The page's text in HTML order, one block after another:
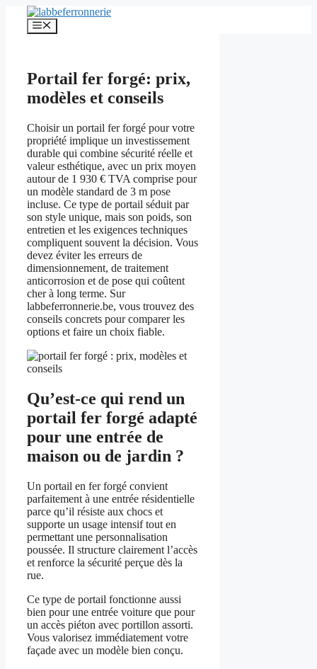
contenu
Menu
Portail fer forgé: prix,
modèles et conseils
Choisir un portail fer forgé pour votre
propriété implique un investissement
durable qui combine sécurité réelle et
valeur esthétique, avec un prix moyen
autour de 1 930 € TVA comprise pour
un modèle standard de 3 m pose
incluse. Ce type de portail séduit par
son style unique, mais son poids, son
entretien et les exigences techniques
compliquent souvent la décision. Vous
devez éviter les erreurs de
dimensionnement, de traitement
anticorrosion et de pose qui coûtent
cher à long terme. Sur
labbeferronnerie.be, vous trouvez des
conseils concrets pour comparer les
options et faire un choix fiable.
Qu’est-ce qui rend un
portail fer forgé adapté
pour une entrée de
maison ou de jardin ?
Un portail en fer forgé convient
parfaitement à une entrée résidentielle
parce qu’il résiste aux chocs et
supporte un usage intensif tout en
permettant une personnalisation
poussée. Il structure clairement l’accès
et renforce la sécurité perçue dès la
rue.
Ce type de portail fonctionne aussi
bien pour une entrée voiture que pour
un accès piéton avec portillon assorti.
Vous valorisez immédiatement votre
façade avec un modèle bien conçu.